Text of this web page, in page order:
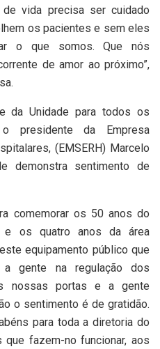
vida precisa ser cuidado
os pacientes e sem eles
o que somos. Que nós
de amor ao próximo”,
da Unidade para todos os
presidente da Empresa
(EMSERH) Marcelo
demonstra sentimento de
comemorar os 50 anos do
e os quatro anos da área
equipamento público que
gente na regulação dos
nossas portas e a gente
o sentimento é de gratidão.
para toda a diretoria do
fazem-no funcionar, aos